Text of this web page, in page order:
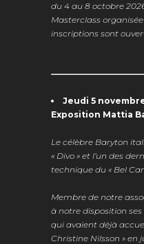
du 4 au 8 octobre
Masterclass
inscriptions sont
Jeudi 5
Exposition Mattia
Le célèbre Baryton
« Divo » et l’un des
technique du « Bel
Membre de notre
à notre disposition
qui avaient déjà
Christine Nilsson » en